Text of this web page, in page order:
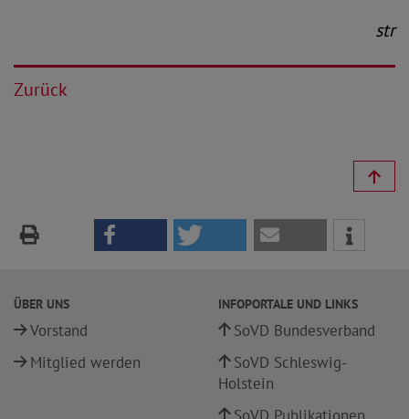
str
Zurück
ÜBER UNS
Vorstand
Mitglied werden
INFOPORTALE UND LINKS
SoVD Bundesverband
SoVD Schleswig-
Holstein